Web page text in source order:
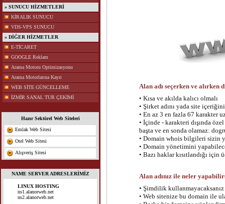
» SUNUCU HİZMETLERİ
KİRALIK SUNUCU
VDS-VPS SUNUCU
» DİĞER HİZMETLER
E-TİCARET
GOOGLE Reklam
Arama Motoru Optimizasyonu
Arama Motorlarına Kayıt
WEB SİTE GÜNCELLEME
İZMİR SANAL TUR ÇEKİMİ
Hazır Sektörel Web Siteleri
Emlak Web Sitesi
Otel Web Sitesi
Alışveriş Sitesi
NAME SERVER ADRESLERİMİZ
LINUX HOSTING
ns1.alanorweb.net
ns2.alanorweb.net
Alan adı seçerken ve alırken
• Kısa ve akılda kalıcı olmalı
• Şirket adını yada site
• En az 3 en fazla 67 karakter
• İçinde - karakteri dışında
başta ve en sonda olamaz:
• Domain whois bilgileri sizin
• Domain yönetimini
• Bazı haklar kısıtlandığı
Alan adınız ile neler
• Şimdilik
• Web sitenize bu domain ile